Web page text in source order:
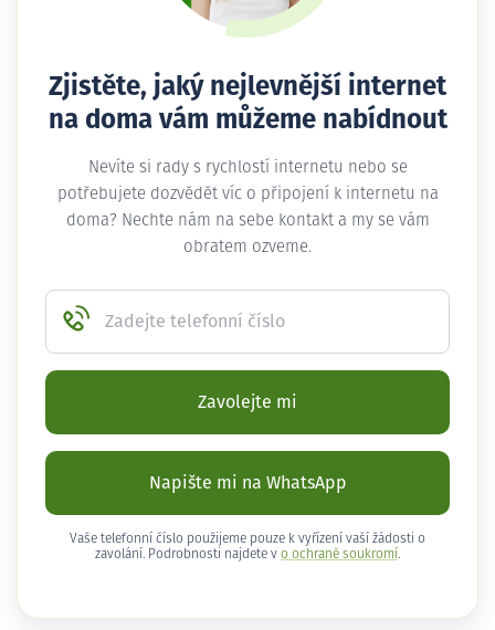
Zjistěte, jaký nejlevnější internet
na doma vám můžeme nabídnout
Nevíte si rady s rychlostí internetu nebo se
potřebujete dozvědět víc o připojení k internetu na
doma? Nechte nám na sebe kontakt a my se vám
obratem ozveme.
Zadejte telefonní číslo
Zavolejte mi
Napište mi na WhatsApp
Vaše telefonní číslo použijeme pouze k vyřízení vaší žádosti o
zavolání. Podrobnosti najdete v o ochraně soukromí .